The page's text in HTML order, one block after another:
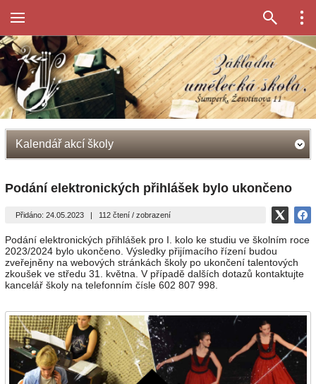
Kalendář akcí školy
Podání elektronických přihlášek bylo ukončeno
Přidáno: 24.05.2023 | 112 čtení / zobrazení
Podání elektronických přihlášek pro I. kolo ke studiu ve školním roce
2023/2024 bylo ukončeno. Výsledky přijímacího řízení budou
zveřejněny na webových stránkách školy po ukončení talentových
zkoušek ve středu 31. května. V případě dalších dotazů kontaktujte
kancelář školy na telefonním čísle 602 807 998.